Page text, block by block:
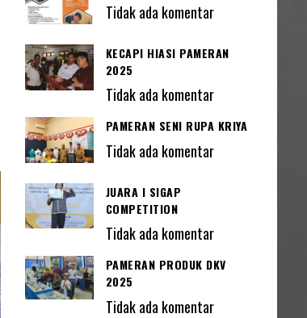
Tidak ada komentar
KECAPI HIASI PAMERAN
2025
Tidak ada komentar
PAMERAN SENI RUPA KRIYA
Tidak ada komentar
JUARA I SIGAP
COMPETITION
Tidak ada komentar
PAMERAN PRODUK DKV
2025
Tidak ada komentar